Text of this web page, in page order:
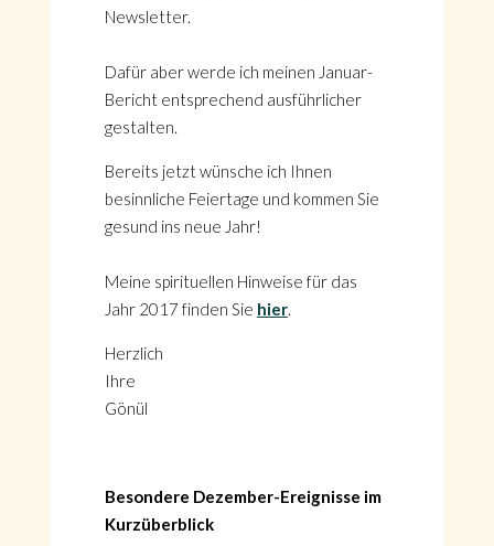
Newsletter.
Dafür aber werde ich meinen Januar-
Bericht entsprechend ausführlicher
gestalten.
Bereits jetzt wünsche ich Ihnen
besinnliche Feiertage und kommen Sie
gesund ins neue Jahr!
Meine spirituellen Hinweise für das
Jahr 2017 finden Sie hier.
Herzlich
Ihre
Gönül
Besondere Dezember-Ereignisse im
Kurzüberblick